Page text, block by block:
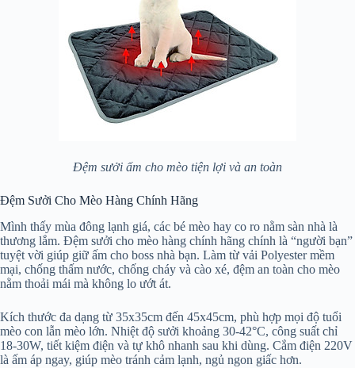
Đệm sưởi ấm cho mèo tiện lợi và an toàn
Đệm Sưởi Cho Mèo Hàng Chính Hãng
Mình thấy mùa đông lạnh giá, các bé mèo hay co ro nằm sàn nhà là
thương lắm. Đệm sưởi cho mèo hàng chính hãng chính là “người bạn”
tuyệt vời giúp giữ ấm cho boss nhà bạn. Làm từ vải Polyester mềm
mại, chống thấm nước, chống cháy và cào xé, đệm an toàn cho mèo
nằm thoải mái mà không lo ướt át.
Kích thước đa dạng từ 35x35cm đến 45x45cm, phù hợp mọi độ tuổi
mèo con lẫn mèo lớn. Nhiệt độ sưởi khoảng 30-42°C, công suất chỉ
18-30W, tiết kiệm điện và tự khô nhanh sau khi dùng. Cắm điện 220V
là ấm áp ngay, giúp mèo tránh cảm lạnh, ngủ ngon giấc hơn.